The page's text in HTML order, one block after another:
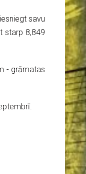
savu
starp 8,849
- grāmatas